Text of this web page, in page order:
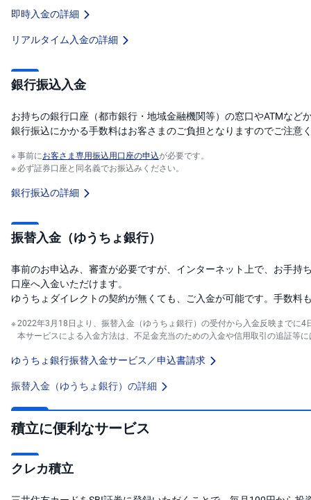
即時入金の詳細
リアルタイム入金の詳細
銀行振込入金
お持ちの銀行口座（都市銀行・地域金融機関等）の窓口やATMなど
銀行振込にかかる手数料はお客さまのご負担となりますのでご注意
事前にお客さま専用振込用口座の申込が必要です。
必ず証券口座と同名義でお振込みください。
銀行振込の詳細
振替入金（ゆうちょ銀行）
事前のお申込み、審査が必要ですが、インターネット上で、お手持
口座へ入金いただけます。
ゆうちょダイレクトの契約が無くても、ご入金が可能です。手数料
2022年3月18日より、振替入金（ゆうちょ銀行）の受付から入金反映までに
本サービスによる入金方法は、不足金充当のための入金や信用取引の追証等
ゆうちょ銀行振替入金サービス／申込書請求
振替入金（ゆうちょ銀行）の詳細
積立に便利なサービス
クレカ積立